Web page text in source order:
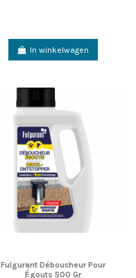
In winkelwagen
Fulgurant Déboucheur Pour
Égouts 500 Gr